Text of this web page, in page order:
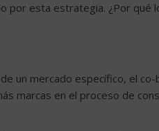
esta estrategia. ¿Por qué
un mercado específico, el co-
marcas en el proceso de